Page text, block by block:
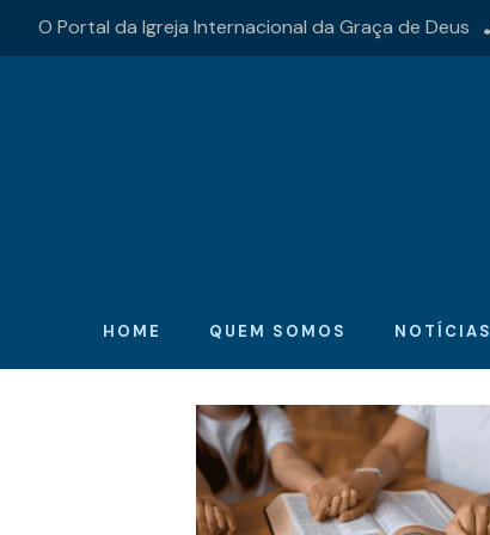
O Portal da Igreja Internacional da Graça de Deus
HOME QUEM SOMOS NOTÍCIAS